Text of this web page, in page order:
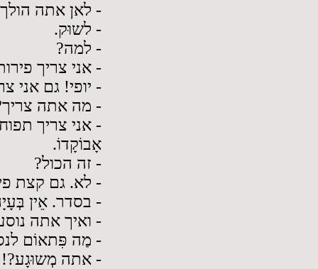
- לאן אתה
- לשוּק.
- למה?
- אני צריך
- יופי! גם אני
- מה אתה
- אני צריך
אָבוֹקָדוֹ.
- זה הכול?
- לא. גם קצת
- בסדר. אֵין
- ואיך אתה
- מַה פִּתאוֹם
- אתה מְשוּגָע?!